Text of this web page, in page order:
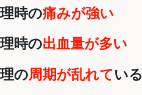
時の痛みが強い
時の出血量が多い
の周期が乱れている